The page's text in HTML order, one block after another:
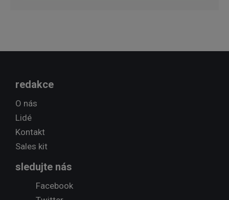
redakce
O nás
Lidé
Kontakt
Sales kit
sledujte nás
Facebook